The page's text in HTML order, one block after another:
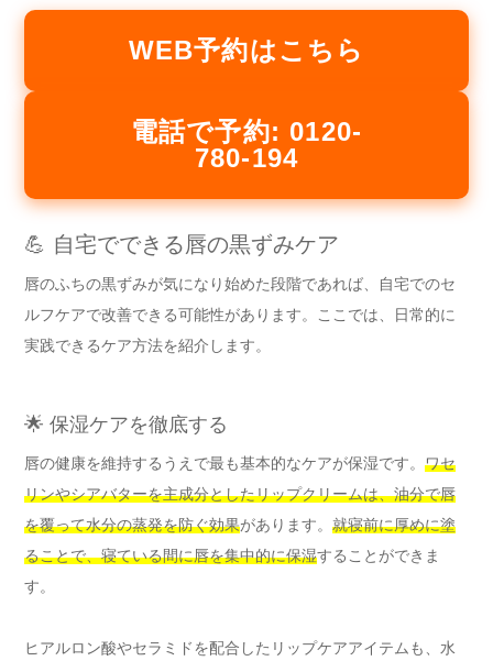
WEB予約はこちら
電話で予約: 0120-
780-194
💪 自宅でできる唇の黒ずみケア
唇のふちの黒ずみが気になり始めた段階であれば、自宅でのセ
ルフケアで改善できる可能性があります。ここでは、日常的に
実践できるケア方法を紹介します。
🌟 保湿ケアを徹底する
唇の健康を維持するうえで最も基本的なケアが保湿です。 ワセ
リンやシアバターを主成分としたリップクリームは、油分で唇
を覆って水分の蒸発を防ぐ効果があります。 就寝前に厚めに塗
ることで、寝ている間に唇を集中的に保湿することができま
す。
ヒアルロン酸やセラミドを配合したリップケアアイテムも、水